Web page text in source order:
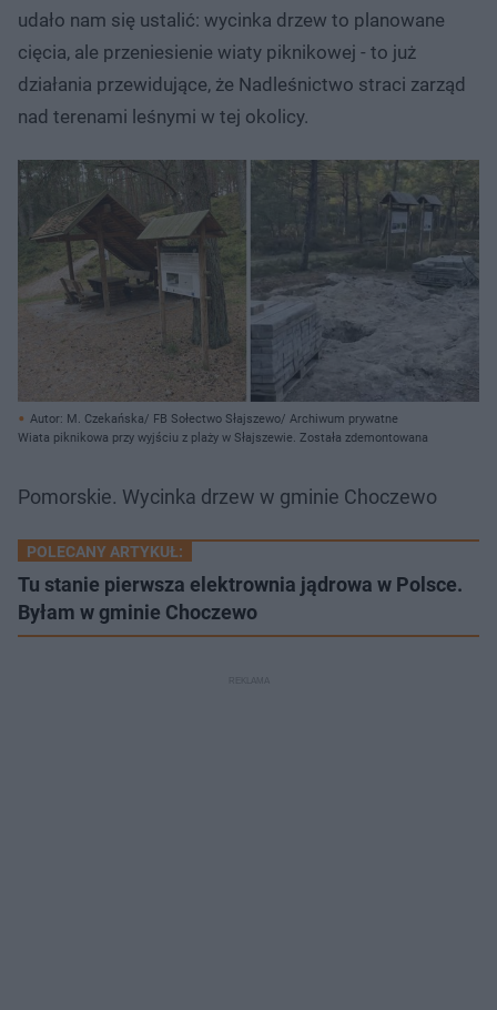
udało nam się ustalić: wycinka drzew to planowane
cięcia, ale przeniesienie wiaty piknikowej - to już
działania przewidujące, że Nadleśnictwo straci zarząd
nad terenami leśnymi w tej okolicy.
Autor: M. Czekańska/ FB Sołectwo Słajszewo/ Archiwum prywatne
Wiata piknikowa przy wyjściu z plaży w Słajszewie. Została zdemontowana
Pomorskie. Wycinka drzew w gminie Choczewo
POLECANY ARTYKUŁ:
Tu stanie pierwsza elektrownia jądrowa w Polsce.
Byłam w gminie Choczewo